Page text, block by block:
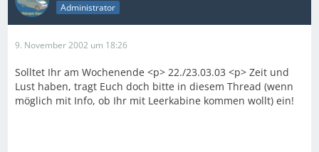
Administrator
9. November 2002 um 18:26
Solltet Ihr am Wochenende <p> 22./23.03.03 <p> Zeit und
Lust haben, tragt Euch doch bitte in diesem Thread (wenn
möglich mit Info, ob Ihr mit Leerkabine kommen wollt) ein!